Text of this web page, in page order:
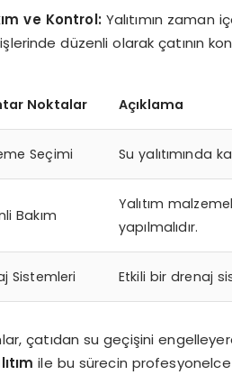
ve Kontrol: Yalıtımın zaman
düzenli olarak çatının
Noktalar Açıklama
Seçimi Su yalıtımında
Bakım
Yalıtım
yapılmalıdır.
Sistemleri Etkili bir drenaj
çatıdan su geçişini
ile bu sürecin